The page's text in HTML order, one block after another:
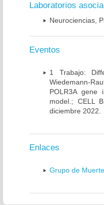
Laboratorios
Neurociencias,
Eventos
1 Trabajo:
Wiedemann-
POLR3A gene
model.; CELL
diciembre 2022.
Enlaces
Grupo de